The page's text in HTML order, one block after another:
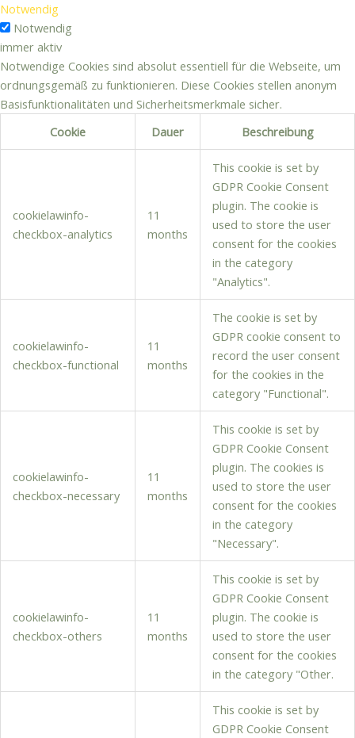
Notwendig
Notwendig
immer aktiv
Notwendige Cookies sind absolut essentiell für die Webseite, um
ordnungsgemäß zu funktionieren. Diese Cookies stellen anonym
Basisfunktionalitäten und Sicherheitsmerkmale sicher.
Cookie
Dauer Beschreibung
cookielawinfo-
checkbox-analytics
11
months
This cookie is set by
GDPR Cookie Consent
plugin. The cookie is
used to store the user
consent for the cookies
in the category
"Analytics".
cookielawinfo-
checkbox-functional
11
months
The cookie is set by
GDPR cookie consent to
record the user consent
for the cookies in the
category "Functional".
cookielawinfo-
checkbox-necessary
11
months
This cookie is set by
GDPR Cookie Consent
plugin. The cookies is
used to store the user
consent for the cookies
in the category
"Necessary".
cookielawinfo-
checkbox-others
11
months
This cookie is set by
GDPR Cookie Consent
plugin. The cookie is
used to store the user
consent for the cookies
in the category "Other.
This cookie is set by
GDPR Cookie Consent